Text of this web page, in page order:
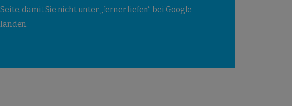
Seite, damit Sie nicht unter „ferner liefen“ bei Google
landen.